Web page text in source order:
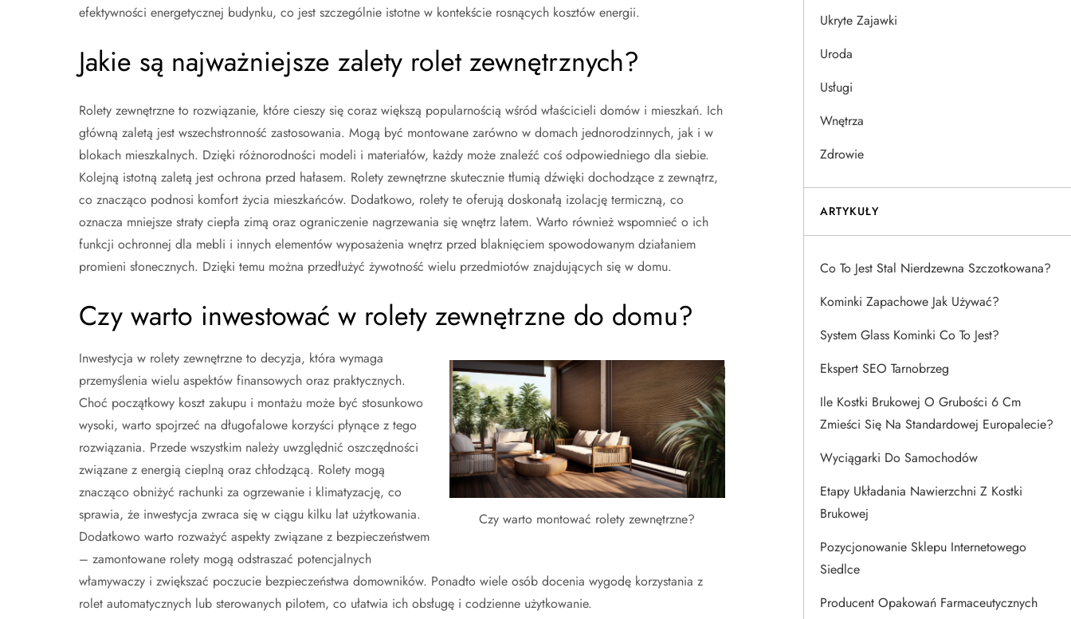
efektywności energetycznej budynku, co jest szczególnie istotne w kontekście rosnących kosztów energii.
Jakie są najważniejsze zalety rolet zewnętrznych?
Rolety zewnętrzne to rozwiązanie, które cieszy się coraz większą popularnością wśród właścicieli domów i mieszkań. Ich
główną zaletą jest wszechstronność zastosowania. Mogą być montowane zarówno w domach jednorodzinnych, jak i w
blokach mieszkalnych. Dzięki różnorodności modeli i materiałów, każdy może znaleźć coś odpowiedniego dla siebie.
Kolejną istotną zaletą jest ochrona przed hałasem. Rolety zewnętrzne skutecznie tłumią dźwięki dochodzące z zewnątrz,
co znacząco podnosi komfort życia mieszkańców. Dodatkowo, rolety te oferują doskonałą izolację termiczną, co
oznacza mniejsze straty ciepła zimą oraz ograniczenie nagrzewania się wnętrz latem. Warto również wspomnieć o ich
funkcji ochronnej dla mebli i innych elementów wyposażenia wnętrz przed blaknięciem spowodowanym działaniem
promieni słonecznych. Dzięki temu można przedłużyć żywotność wielu przedmiotów znajdujących się w domu.
Czy warto inwestować w rolety zewnętrzne do domu?
Czy warto montować rolety zewnętrzne?
Inwestycja w rolety zewnętrzne to decyzja, która wymaga
przemyślenia wielu aspektów finansowych oraz praktycznych.
Choć początkowy koszt zakupu i montażu może być stosunkowo
wysoki, warto spojrzeć na długofalowe korzyści płynące z tego
rozwiązania. Przede wszystkim należy uwzględnić oszczędności
związane z energią cieplną oraz chłodzącą. Rolety mogą
znacząco obniżyć rachunki za ogrzewanie i klimatyzację, co
sprawia, że inwestycja zwraca się w ciągu kilku lat użytkowania.
Dodatkowo warto rozważyć aspekty związane z bezpieczeństwem
– zamontowane rolety mogą odstraszać potencjalnych
włamywaczy i zwiększać poczucie bezpieczeństwa domowników. Ponadto wiele osób docenia wygodę korzystania z
rolet automatycznych lub sterowanych pilotem, co ułatwia ich obsługę i codzienne użytkowanie.
Ukryte Zajawki
Uroda
Usługi
Wnętrza
Zdrowie
ARTYKUŁY
Co To Jest Stal Nierdzewna Szczotkowana?
Kominki Zapachowe Jak Używać?
System Glass Kominki Co To Jest?
Ekspert SEO Tarnobrzeg
Ile Kostki Brukowej O Grubości 6 Cm
Zmieści Się Na Standardowej Europalecie?
Wyciągarki Do Samochodów
Etapy Układania Nawierzchni Z Kostki
Brukowej
Pozycjonowanie Sklepu Internetowego
Siedlce
Producent Opakowań Farmaceutycznych